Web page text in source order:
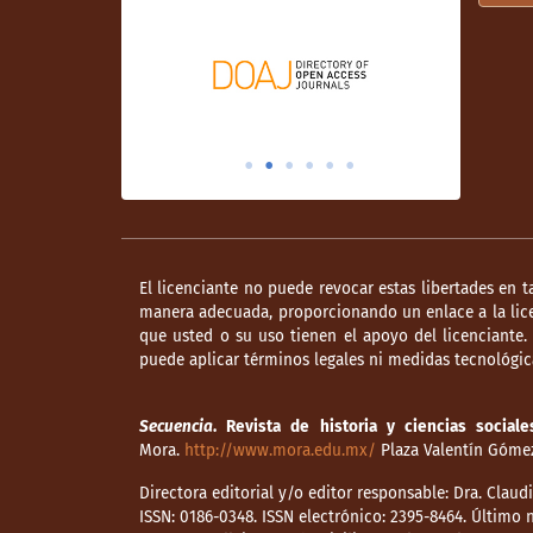
El licenciante no puede revocar estas libertades
manera adecuada, proporcionando un enlace a la
que usted o su uso tienen el apoyo del licenciante.
puede aplicar términos legales ni medidas
Secuencia. Revista de historia y ciencias
Mora. http://www.mora.edu.mx/ Plaza Valentín
Directora editorial y/o editor responsable: Dra.
ISSN: 0186-0348. ISSN electrónico: 2395-8464.